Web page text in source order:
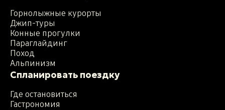
Горнолыжные курорты
Джип-туры
Конные прогулки
Параглайдинг
Поход
Альпинизм
Спланировать поездку
Где остановиться
Гастрономия